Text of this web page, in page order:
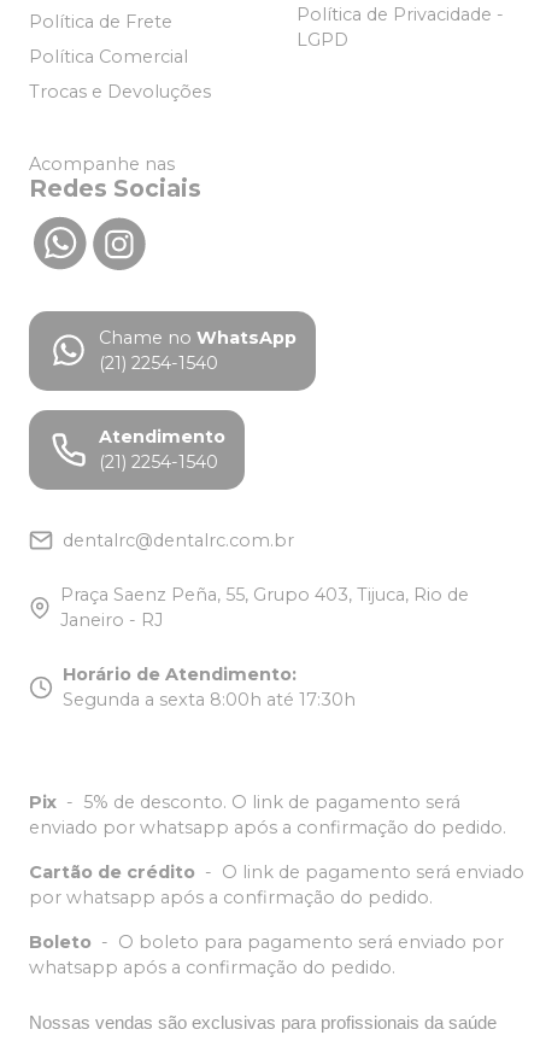
Política de Frete
Política Comercial
Trocas e Devoluções
Política de Privacidade -
LGPD
Acompanhe nas
Redes Sociais
Chame no WhatsApp
(21) 2254-1540
Atendimento
(21) 2254-1540
dentalrc@dentalrc.com.br
Praça Saenz Peña, 55, Grupo 403, Tijuca, Rio de
Janeiro - RJ
Horário de Atendimento:
Segunda a sexta 8:00h até 17:30h
Pix - 5% de desconto. O link de pagamento será
enviado por whatsapp após a confirmação do pedido.
Cartão de crédito - O link de pagamento será enviado
por whatsapp após a confirmação do pedido.
Boleto - O boleto para pagamento será enviado por
whatsapp após a confirmação do pedido.
Nossas vendas são exclusivas para profissionais da saúde